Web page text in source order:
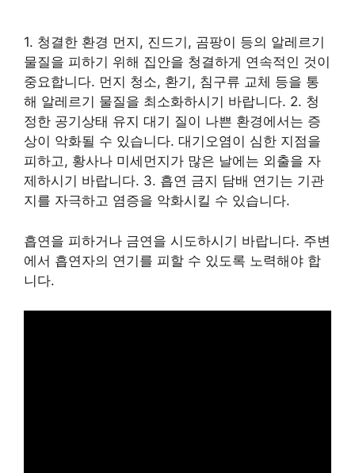
1. 청결한 환경 먼지, 진드기, 곰팡이 등의 알레르기
물질을 피하기 위해 집안을 청결하게 연속적인 것이
중요합니다. 먼지 청소, 환기, 침구류 교체 등을 통
해 알레르기 물질을 최소화하시기 바랍니다. 2. 청
정한 공기상태 유지 대기 질이 나쁜 환경에서는 증
상이 악화될 수 있습니다. 대기오염이 심한 지점을
피하고, 황사나 미세먼지가 많은 날에는 외출을 자
제하시기 바랍니다. 3. 흡연 금지 담배 연기는 기관
지를 자극하고 염증을 악화시킬 수 있습니다.
흡연을 피하거나 금연을 시도하시기 바랍니다. 주변
에서 흡연자의 연기를 피할 수 있도록 노력해야 합
니다.